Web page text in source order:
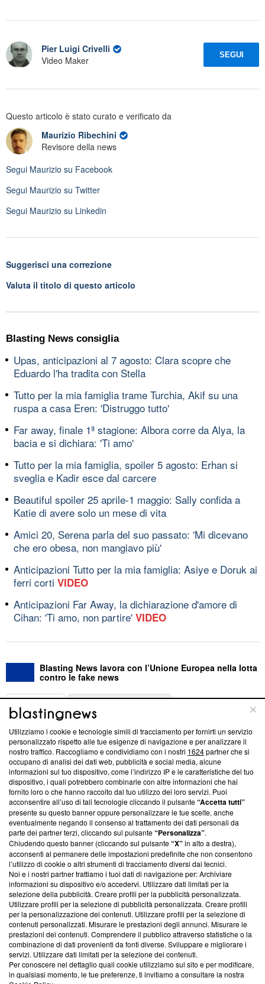
Pier Luigi Crivelli
Video Maker
SEGUI
Questo articolo è stato curato e verificato da
Maurizio Ribechini
Revisore della news
Segui Maurizio su Facebook
Segui Maurizio su Twitter
Segui Maurizio su Linkedin
Suggerisci una correzione
Valuta il titolo di questo articolo
Blasting News consiglia
Upas, anticipazioni al 7 agosto: Clara scopre che
Eduardo l'ha tradita con Stella
Tutto per la mia famiglia trame Turchia, Akif su una
ruspa a casa Eren: 'Distruggo tutto'
Far away, finale 1ª stagione: Albora corre da Alya, la
bacia e si dichiara: 'Ti amo'
Tutto per la mia famiglia, spoiler 5 agosto: Erhan si
sveglia e Kadir esce dal carcere
Beautiful spoiler 25 aprile-1 maggio: Sally confida a
Katie di avere solo un mese di vita
Amici 20, Serena parla del suo passato: 'Mi dicevano
che ero obesa, non mangiavo più'
Anticipazioni Tutto per la mia famiglia: Asiye e Doruk ai
ferri corti VIDEO
Anticipazioni Far Away, la dichiarazione d'amore di
Cihan: 'Ti amo, non partire' VIDEO
Blasting News lavora con l’Unione Europea nella lotta
contro le fake news
ABOUT
Questa sezione offre informazioni trasparenti su Blasting
News, sui nostri processi editoriali e su come ci impegniamo a
creare news di qualità. Inoltre, afferma la nostra aderenza a
‘Trust Project - News with Integrity’Blasting News non è
ancora membro del programma, ma ha richiesto di farne
parte; Trust Project non ha ancora effettuato una verifica di
conformità agli standard.
Su di noi
Team editoriale
Corporate
Redazione
Informativa Privacy
Cookie Policy
Blasting SA, IDI CHE-247.845.224, Via Carlo Frasca, 3 - 6900
Lugano (Svizzera) Tel:+39 0690258937
Utilizziamo i cookie e tecnologie simili di tracciamento per fornirti un servizio
personalizzato rispetto alle tue esigenze di navigazione e per analizzare il
nostro traffico. Raccogliamo e condividiamo con i nostri 1624partner che si
occupano di analisi dei dati web, pubblicità e social media, alcune
informazioni sul tuo dispositivo, come l’indirizzo IP e le caratteristiche del tuo
dispositivo, i quali potrebbero combinarle con altre informazioni che hai
fornito loro o che hanno raccolto dal tuo utilizzo dei loro servizi. Puoi
acconsentire all’uso di tali tecnologie cliccando il pulsante“Accetta tutti”
presente su questo banner oppure personalizzare le tue scelte, anche
eventualmente negando il consenso al trattamento dei dati personali da
parte dei partner terzi, cliccando sul pulsante“Personalizza”.
Chiudendo questo banner (cliccando sul pulsante“X”in alto a destra),
acconsenti al permanere delle impostazioni predefinite che non consentono
l’utilizzo di cookie o altri strumenti di tracciamento diversi dai tecnici.
Noi e i nostri partner trattiamo i tuoi dati di navigazione per: Archiviare
informazioni su dispositivo e/o accedervi. Utilizzare dati limitati per la
selezione della pubblicità. Creare profili per la pubblicità personalizzata.
Utilizzare profili per la selezione di pubblicità personalizzata. Creare profili
per la personalizzazione dei contenuti. Utilizzare profili per la selezione di
contenuti personalizzati. Misurare le prestazioni degli annunci. Misurare le
prestazioni dei contenuti. Comprendere il pubblico attraverso statistiche o la
combinazione di dati provenienti da fonti diverse. Sviluppare e migliorare i
servizi. Utilizzare dati limitati per la selezione dei contenuti.
Per conoscere nel dettaglio quali cookie utilizziamo sul sito e per modificare,
in qualsiasi momento, le tue preferenze, ti invitiamo a consultare la nostra